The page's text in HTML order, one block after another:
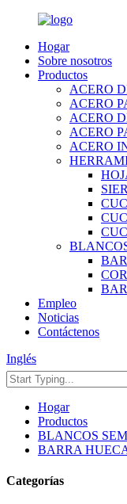
Hogar
Sobre nosotros
Productos
ACERO
ACERO
ACERO
ACERO
ACERO
Empleo
Noticias
Contáctenos
Inglés
Hogar
Productos
BLANCOS
BARRA
Categorías